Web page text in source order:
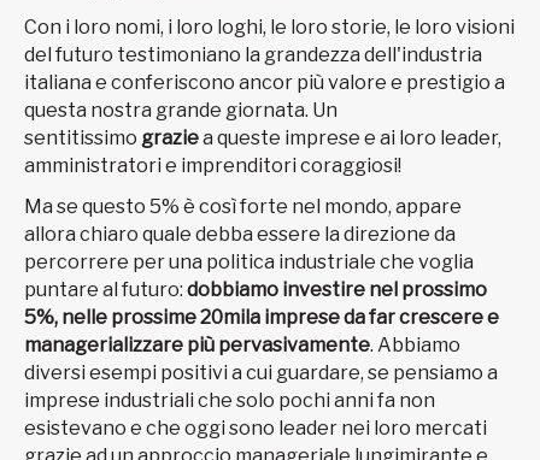
Con i loro nomi, i loro loghi, le loro storie, le loro visioni
del futuro testimoniano la grandezza dell'industria
italiana e conferiscono ancor più valore e prestigio a
questa nostra grande giornata. Un
sentitissimo graziea queste imprese e ai loro leader,
amministratori e imprenditori coraggiosi!
Ma se questo 5% è così forte nel mondo, appare
allora chiaro quale debba essere la direzione da
percorrere per una politica industriale che voglia
puntare al futuro: dobbiamo investire nel prossimo
5%, nelle prossime 20mila imprese da far crescere e
managerializzare più pervasivamente. Abbiamo
diversi esempi positivi a cui guardare, se pensiamo a
imprese industriali che solo pochi anni fa non
esistevano e che oggi sono leader nei loro mercati